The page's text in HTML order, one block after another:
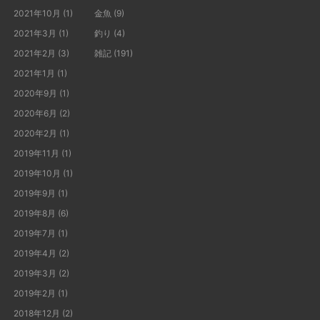
2021年10月 (1)
2021年3月 (1)
2021年2月 (3)
2021年1月 (1)
2020年9月 (1)
2020年6月 (2)
2020年2月 (1)
2019年11月 (1)
2019年10月 (1)
2019年9月 (1)
2019年8月 (6)
2019年7月 (1)
2019年4月 (2)
2019年3月 (2)
2019年2月 (1)
2018年12月 (2)
金魚 (9)
釣り (4)
雑記(191)